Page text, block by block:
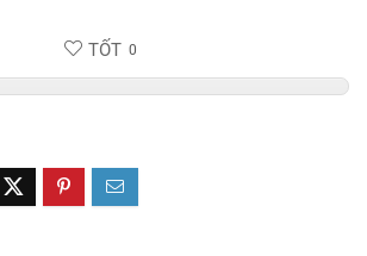
TỐT 0